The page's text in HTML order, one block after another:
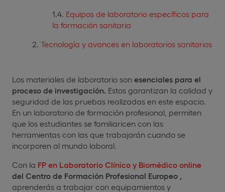
Equipos de laboratorio específicos para
la formación sanitaria
Tecnología y avances en laboratorios sanitarios
Los materiales de laboratorio son esenciales para el
proceso de investigación. Estos garantizan la calidad y
seguridad de las pruebas realizadas en este espacio.
En un laboratorio de formación profesional, permiten
que los estudiantes se familiaricen con las
herramientas con las que trabajarán cuando se
incorporen al mundo laboral.
Con la FP en Laboratorio Clínico y Biomédico online
del Centro de Formación Profesional Europeo
aprenderás a trabajar con equipamientos y